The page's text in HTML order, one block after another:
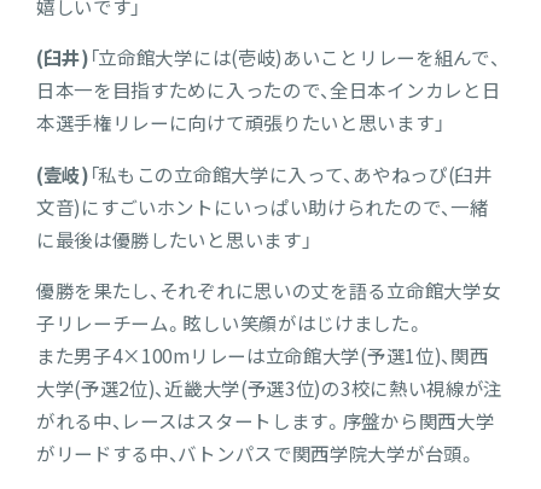
嬉しいです」
(臼井)「立命館大学には(壱岐)あいことリレーを組んで、
日本一を目指すために入ったので、全日本インカレと日
本選手権リレーに向けて頑張りたいと思います」
(壹岐)「私もこの立命館大学に入って、あやねっぴ(臼井
文音)にすごいホントにいっぱい助けられたので、一緒
に最後は優勝したいと思います」
優勝を果たし、それぞれに思いの丈を語る立命館大学女
子リレーチーム。眩しい笑顔がはじけました。
また男子4×100mリレーは立命館大学(予選1位)、関西
大学(予選2位)、近畿大学(予選3位)の3校に熱い視線が注
がれる中、レースはスタートします。序盤から関西大学
がリードする中、バトンパスで関西学院大学が台頭。